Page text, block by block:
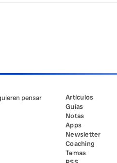
pensar
Artículos
Guías
Notas
Apps
Newsletter
Coaching
Temas